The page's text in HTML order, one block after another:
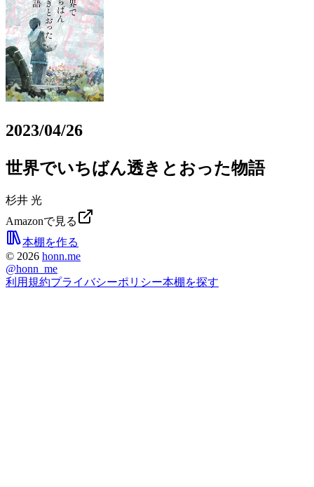
2023/04/26
世界でいちばん透きとおった物語
杉井 光
Amazonで見る
本棚を作る
© 2026 honn.me
@honn_me
利用規約プライバシーポリシー本棚を探す